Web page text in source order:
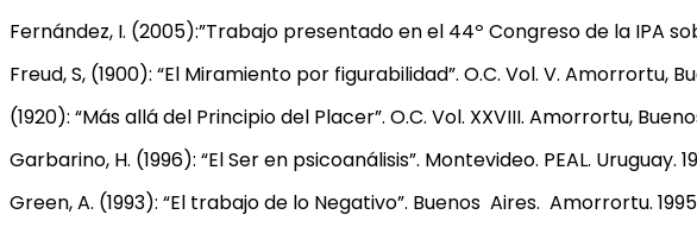
Fernández, I. (2005):”Trabajo presentado en el 44º Congreso de la IPA
Freud, S, (1900): “El Miramiento por figurabilidad”. O.C. Vol. V. Amorrortu,
(1920): “Más allá del Principio del Placer”. O.C. Vol. XXVIII. Amorrortu,
Garbarino, H. (1996): “El Ser en psicoanálisis”. Montevideo. PEAL. Uruguay.
Green, A. (1993): “El trabajo de lo Negativo”. Buenos Aires. Amorrortu.